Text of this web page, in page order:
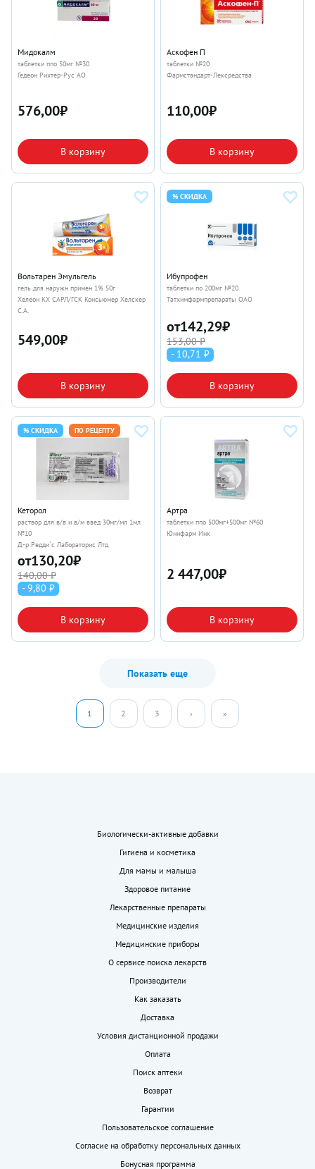
Мидокалм
таблетки ппо 50мг №30
Гедеон Рихтер-Рус АО
576,00₽
В корзину
Аскофен П
таблетки №20
Фармстандарт-Лексредства
110,00₽
В корзину
Вольтарен Эмульгель
гель для наружн примен 1% 50г
Хелеон КХ САРЛ/ГСК Консьюмер Хелскер
С.А.
549,00₽
В корзину
% СКИДКА
Ибупрофен
таблетки по 200мг №20
Татхимфармпрепараты ОАО
от142,29₽
153,00 ₽
- 10,71 ₽
В корзину
% СКИДКА ПО РЕЦЕПТУ
Кеторол
раствор для в/в и в/м введ 30мг/мл 1мл
№10
Д-р Редди`с Лабораторис Лтд
от130,20₽
140,00 ₽
- 9,80 ₽
В корзину
Артра
таблетки ппо 500мг+500мг №60
Юнифарм Инк
2 447,00₽
В корзину
Показать еще
1 2 3 › »
Биологически-активные добавки
Гигиена и косметика
Для мамы и малыша
Здоровое питание
Лекарственные препараты
Медицинские изделия
Медицинские приборы
О сервисе поиска лекарств
Производители
Как заказать
Доставка
Условия дистанционной продажи
Оплата
Поиск аптеки
Возврат
Гарантии
Пользовательское соглашение
Согласие на обработку персональных данных
Бонусная программа